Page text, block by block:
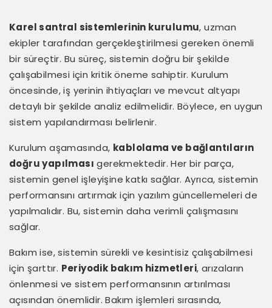
Karel santral sistemlerinin kurulumu, uzman
ekipler tarafından gerçekleştirilmesi gereken önemli
bir süreçtir. Bu süreç, sistemin doğru bir şekilde
çalışabilmesi için kritik öneme sahiptir. Kurulum
öncesinde, iş yerinin ihtiyaçları ve mevcut altyapı
detaylı bir şekilde analiz edilmelidir. Böylece, en uygun
sistem yapılandırması belirlenir.
Kurulum aşamasında, kablolama ve bağlantıların
doğru yapılması gerekmektedir. Her bir parça,
sistemin genel işleyişine katkı sağlar. Ayrıca, sistemin
performansını artırmak için yazılım güncellemeleri de
yapılmalıdır. Bu, sistemin daha verimli çalışmasını
sağlar.
Bakım ise, sistemin sürekli ve kesintisiz çalışabilmesi
için şarttır. Periyodik bakım hizmetleri, arızaların
önlenmesi ve sistem performansının artırılması
açısından önemlidir. Bakım işlemleri sırasında,